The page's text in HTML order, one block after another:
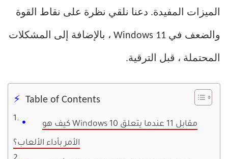
الميزات المفيدة. دعنا نلقي نظرة على نقاط القوة
والضعف في Windows 11 ، بالإضافة إلى المشكلات
المحتملة ، قبل الترقية.
Table of Contents
كيف هو Windows 10 مقابل 11 عندما يتعلق
الأمر بأداء الألعاب؟